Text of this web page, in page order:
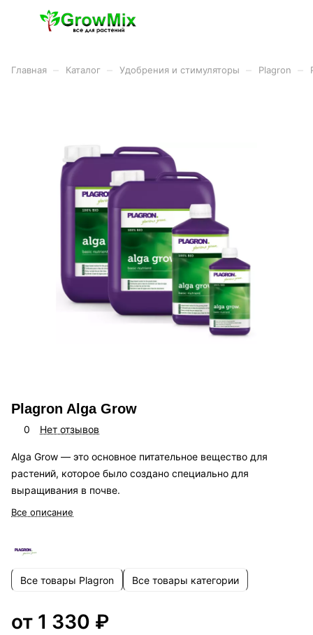
Главная Каталог Удобрения и стимуляторы Plagron
Plagron Alga Grow
0 Нет отзывов
Alga Grow — это основное питательное вещество для
растений, которое было создано специально для
выращивания в почве.
Все описание
Все товары Plagron Все товары категории
от 1 330 ₽